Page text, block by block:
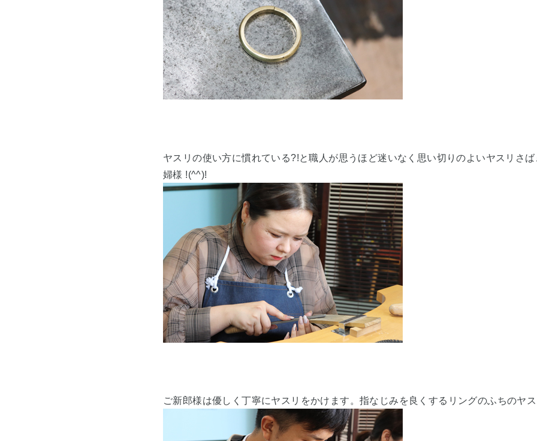
ヤスリの使い方に慣れている?!と職人が思うほど迷いなく思い切りのよいヤスリさ
婦様 !(^^)!
ご新郎様は優しく丁寧にヤスリをかけます。指なじみを良くするリングのふちのヤ